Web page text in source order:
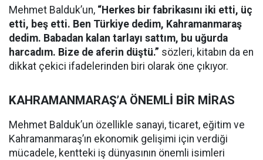
Mehmet Balduk’un, “Herkes bir fabrikasını iki etti, üç
etti, beş etti. Ben Türkiye dedim, Kahramanmaraş
dedim. Babadan kalan tarlayı sattım, bu uğurda
harcadım. Bize de aferin düştü.” sözleri, kitabın da en
dikkat çekici ifadelerinden biri olarak öne çıkıyor.
KAHRAMANMARAŞ’A ÖNEMLİ BİR MİRAS
Mehmet Balduk’un özellikle sanayi, ticaret, eğitim ve
Kahramanmaraş’ın ekonomik gelişimi için verdiği
mücadele, kentteki iş dünyasının önemli isimleri